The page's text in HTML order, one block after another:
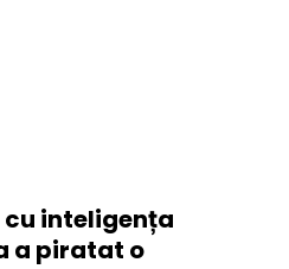
cu inteligența
a piratat o